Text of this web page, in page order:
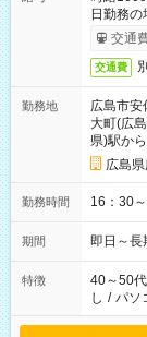
日勤務
交通
交通費
勤務地
広島市安
大町(広
県)駅か
広島
勤務時間 16：30
期間 即日～長
特徴 40～50
し / パソ